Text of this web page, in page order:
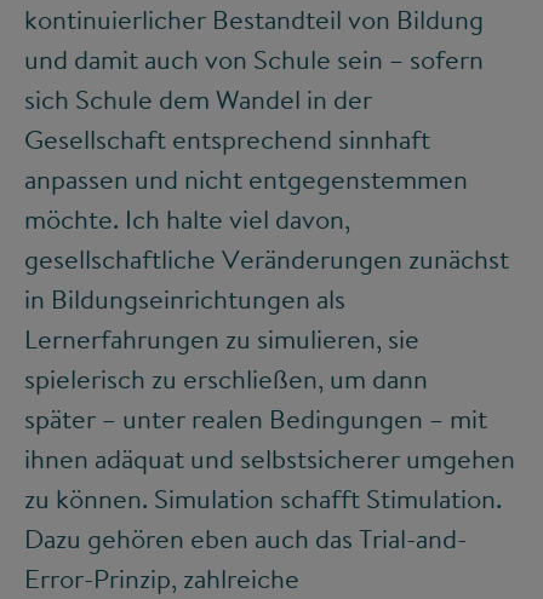
kontinuierlicher Bestandteil von Bildung
und damit auch von Schule sein – sofern
sich Schule dem Wandel in der
Gesellschaft entsprechend sinnhaft
anpassen und nicht entgegenstemmen
möchte. Ich halte viel davon,
gesellschaftliche Veränderungen zunächst
in Bildungseinrichtungen als
Lernerfahrungen zu simulieren, sie
spielerisch zu erschließen, um dann
später – unter realen Bedingungen – mit
ihnen adäquat und selbstsicherer umgehen
zu können. Simulation schafft Stimulation.
Dazu gehören eben auch das Trial-and-
Error-Prinzip, zahlreiche